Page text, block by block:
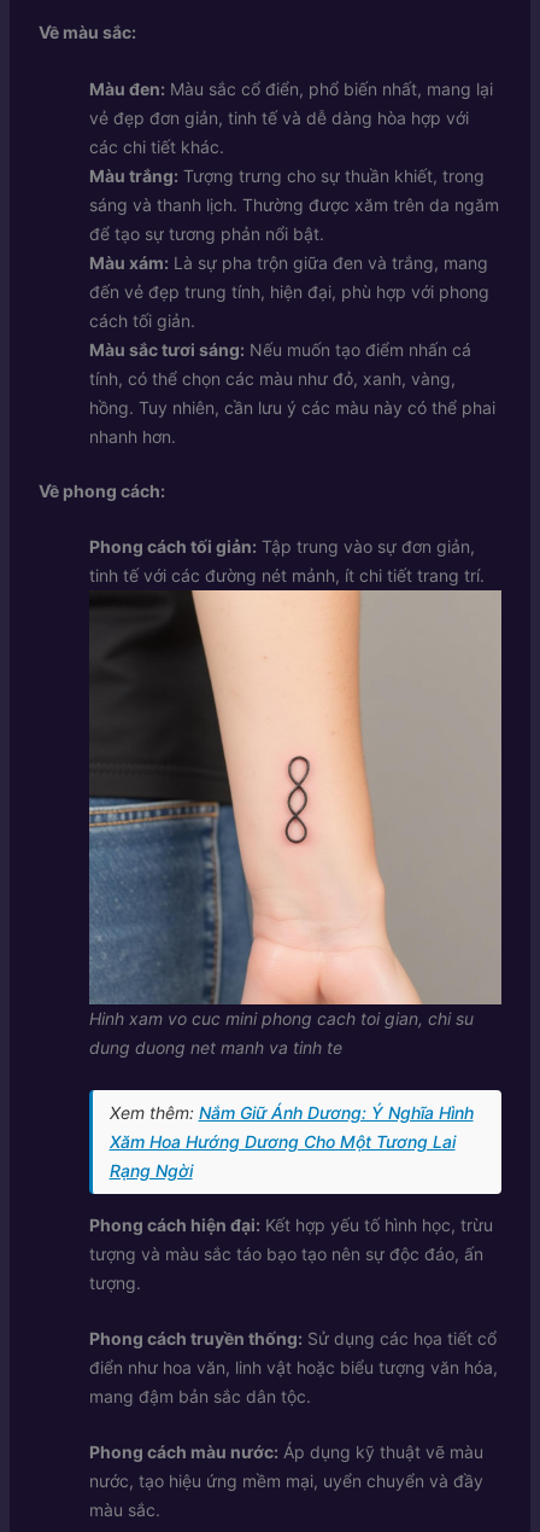
Về màu sắc:
Màu đen: Màu sắc cổ điển, phổ biến nhất, mang lại
vẻ đẹp đơn giản, tinh tế và dễ dàng hòa hợp với
các chi tiết khác.
Màu trắng: Tượng trưng cho sự thuần khiết, trong
sáng và thanh lịch. Thường được xăm trên da ngăm
để tạo sự tương phản nổi bật.
Màu xám: Là sự pha trộn giữa đen và trắng, mang
đến vẻ đẹp trung tính, hiện đại, phù hợp với phong
cách tối giản.
Màu sắc tươi sáng: Nếu muốn tạo điểm nhấn cá
tính, có thể chọn các màu như đỏ, xanh, vàng,
hồng. Tuy nhiên, cần lưu ý các màu này có thể phai
nhanh hơn.
Về phong cách:
Phong cách tối giản: Tập trung vào sự đơn giản,
tinh tế với các đường nét mảnh, ít chi tiết trang trí.
Hinh xam vo cuc mini phong cach toi gian, chi su
dung duong net manh va tinh te
Xem thêm: Nắm Giữ Ánh Dương: Ý Nghĩa Hình
Xăm Hoa Hướng Dương Cho Một Tương Lai
Rạng Ngời
Phong cách hiện đại: Kết hợp yếu tố hình học, trừu
tượng và màu sắc táo bạo tạo nên sự độc đáo, ấn
tượng.
Phong cách truyền thống: Sử dụng các họa tiết cổ
điển như hoa văn, linh vật hoặc biểu tượng văn hóa,
mang đậm bản sắc dân tộc.
Phong cách màu nước: Áp dụng kỹ thuật vẽ màu
nước, tạo hiệu ứng mềm mại, uyển chuyển và đầy
màu sắc.